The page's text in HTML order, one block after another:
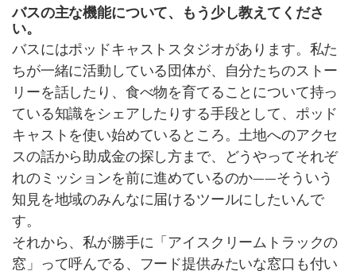
バスの主な機能について、もう少し教えてくださ
い。
バスにはポッドキャストスタジオがあります。私た
ちが一緒に活動している団体が、自分たちのストー
リーを話したり、食べ物を育てることについて持っ
ている知識をシェアしたりする手段として、ポッド
キャストを使い始めているところ。土地へのアクセ
スの話から助成金の探し方まで、どうやってそれぞ
れのミッションを前に進めているのか——そういう
知見を地域のみんなに届けるツールにしたいんで
す。
それから、私が勝手に「アイスクリームトラックの
窓」って呼んでる、フード提供みたいな窓口も付い